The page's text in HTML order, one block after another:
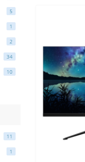
5
1
2
34
10
11
1